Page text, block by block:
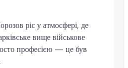
ріс у атмосфері, де
вище військове
професією — це був